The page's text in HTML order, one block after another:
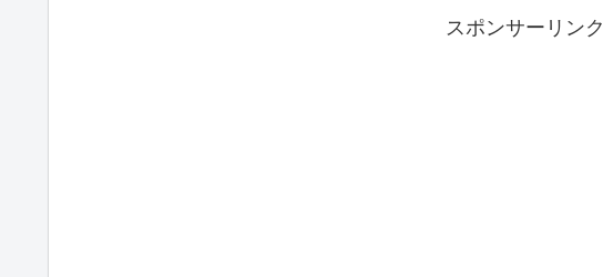
スポンサーリンク